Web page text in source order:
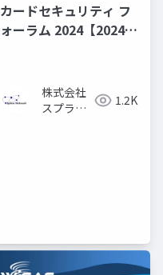
カードセキュリティ フ
ォーラム 2024【2024年
Wi-Fi領域」】
株式会社
スプライ
1.2K